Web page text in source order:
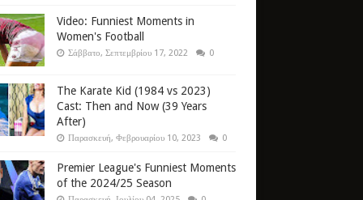
Video: Funniest Moments in
Women's Football
Σάββατο, Σεπτεμβρίου 17, 2022 0
The Karate Kid (1984 vs 2023)
Cast: Then and Now (39 Years
After)
Παρασκευή, Φεβρουαρίου 10, 2023 0
Premier League's Funniest Moments
of the 2024/25 Season